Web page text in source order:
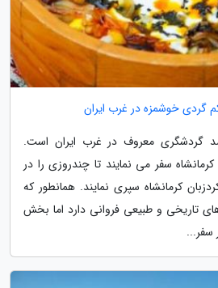
گردی خوشمزه در غرب ایران
گردشگری معروف در غرب ایران است.
سفر می نمایند تا چندروزی را در
کرمانشاه سپری نمایند. همانطور که
تاریخی و طبیعی فروانی دارد اما بخش
سفر...